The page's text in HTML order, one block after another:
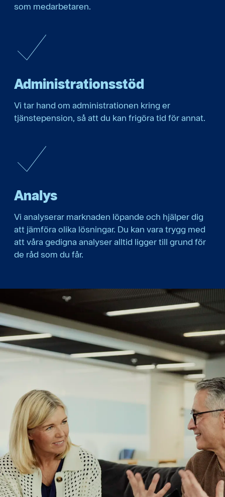
som medarbetaren.
Administrations­stöd
Vi tar hand om administrationen kring er
tjänstepension, så att du kan frigöra tid för annat.
Analys
Vi analyserar marknaden löpande och hjälper dig
att jämföra olika lösningar. Du kan vara trygg med
att våra gedigna analyser alltid ligger till grund för
de råd som du får.